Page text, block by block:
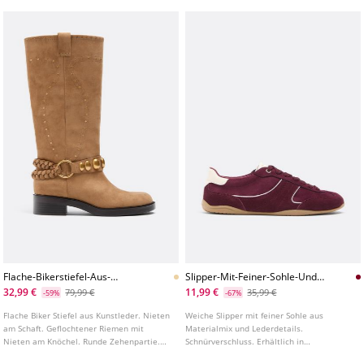
Flache-Bikerstiefel-Aus-
Kunstleder
32,99 € -59% 79,99 €
Flache Biker Stiefel aus Kunstleder. Nieten
am Schaft. Geflochtener Riemen mit
Nieten am Knöchel. Runde Zehenpartie.
Slipper-Mit-Feiner-Sohle-Und-
Lederdetails
11,99 € -67% 35,99 €
Weiche Slipper mit feiner Sohle aus
Materialmix und Lederdetails.
Schnürverschluss. Erhältlich in